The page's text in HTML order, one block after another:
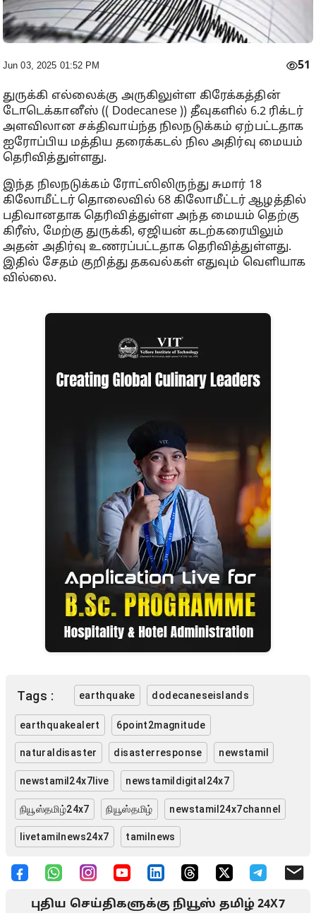
Jun 03, 2025 01:52 PM 51
துருக்கி எல்லைக்கு அருகிலுள்ள கிரேக்கத்தின்
டோடெக்கானீஸ் (( Dodecanese )) தீவுகளில் 6.2 ரிக்டர்
அளவிலான சக்திவாய்ந்த நிலநடுக்கம் ஏற்பட்டதாக
ஐரோப்பிய மத்திய தரைக்கடல் நில அதிர்வு மையம்
தெரிவித்துள்ளது.
இந்த நிலநடுக்கம் ரோட்ஸிலிருந்து சுமார் 18
கிலோமீட்டர் தொலைவில் 68 கிலோமீட்டர் ஆழத்தில்
பதிவானதாக தெரிவித்துள்ள அந்த மையம் தெற்கு
கிரீஸ், மேற்கு துருக்கி, ஏஜியன் கடற்கரையிலும்
அதன் அதிர்வு உணரப்பட்டதாக தெரிவித்துள்ளது.
இதில் சேதம் குறித்து தகவல்கள் எதுவும் வெளியாக
வில்லை.
Tags : earthquake dodecaneseislands
earthquakealert 6point2magnitude
naturaldisaster disasterresponse newstamil
newstamil24x7live newstamildigital24x7
நியூஸ்தமிழ்24x7 நியூஸ்தமிழ் newstamil24x7channel
livetamilnews24x7 tamilnews
புதிய செய்திகளுக்கு நியூஸ் தமிழ் 24X7